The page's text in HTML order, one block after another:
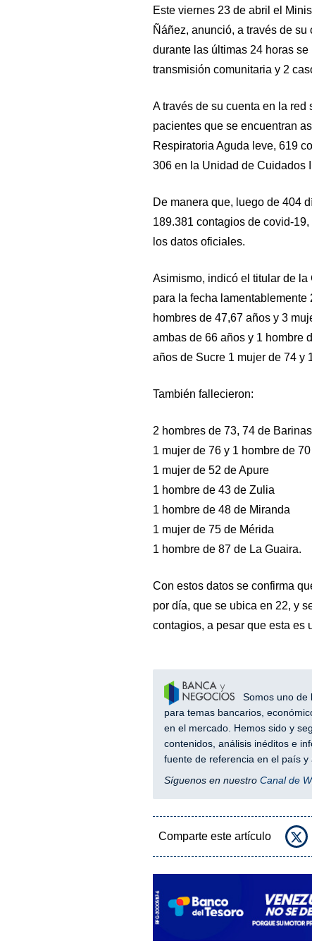
Este viernes 23 de abril el
Ñáñez, anunció, a través de
durante las últimas 24 horas
transmisión comunitaria y 2
A través de su cuenta en la
pacientes que se encuentran
Respiratoria Aguda leve, 619
306 en la Unidad de Cuidados
De manera que, luego de 404
189.381 contagios de covid-
los datos oficiales.
Asimismo, indicó el titular de
para la fecha
hombres de 47,67 años y 3
ambas de 66 años y 1 hombre
años de Sucre 1 mujer de 74 y
También fallecieron:
2 hombres de 73, 74 de Barinas
1 mujer de 76 y 1 hombre de
1 mujer de 52 de Apure
1 hombre de 43 de Zulia
1 hombre de 48 de Miranda
1 mujer de 75 de Mérida
1 hombre de 87 de La Guaira.
Con estos datos se confirma
por día, que se ubica en 22, y
contagios, a pesar que esta es
Somos uno de
para temas bancarios,
en el mercado. Hemos sido y
contenidos, análisis inéditos e
fuente de referencia en el país y
Síguenos en nuestro Canal de
Comparte este artículo